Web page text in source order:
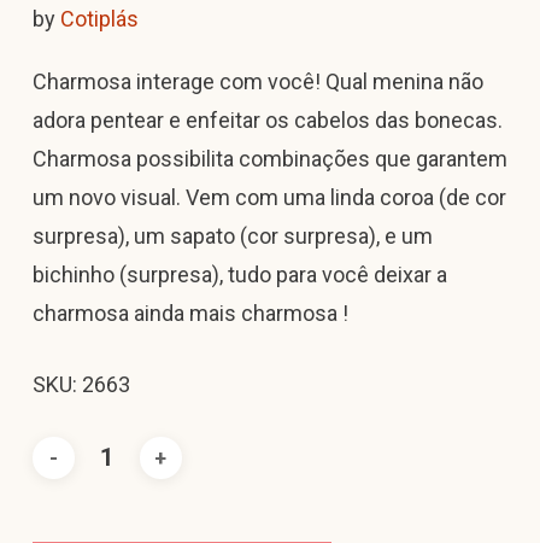
by Cotiplás
Charmosa interage com você! Qual menina não
adora pentear e enfeitar os cabelos das bonecas.
Charmosa possibilita combinações que garantem
um novo visual. Vem com uma linda coroa (de cor
surpresa), um sapato (cor surpresa), e um
bichinho (surpresa), tudo para você deixar a
charmosa ainda mais charmosa !
SKU: 2663